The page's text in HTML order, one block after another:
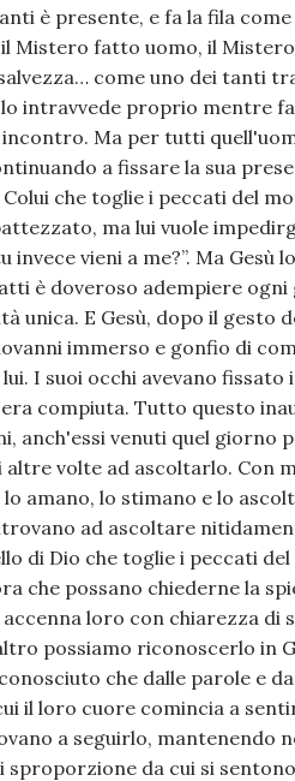
è presente, e fa la fila
il Mistero fatto uomo, il
come uno dei tanti
intravvede proprio mentre
incontro. Ma per tutti
a fissare la sua
che toglie i peccati del
ma lui vuole
invece vieni a me?”. Ma
è doveroso adempiere ogni
unica. E Gesù, dopo il gesto
immerso e gonfio di
I suoi occhi avevano fissato
era compiuta. Tutto questo
anch'essi venuti quel giorno
volte ad ascoltarlo. Con
amano, lo stimano e lo
ad ascoltare
di Dio che toglie i peccati
che possano chiederne la
loro con chiarezza di
possiamo riconoscerlo in
che dalle parole e
il loro cuore comincia a
a seguirlo,
sproporzione da cui si